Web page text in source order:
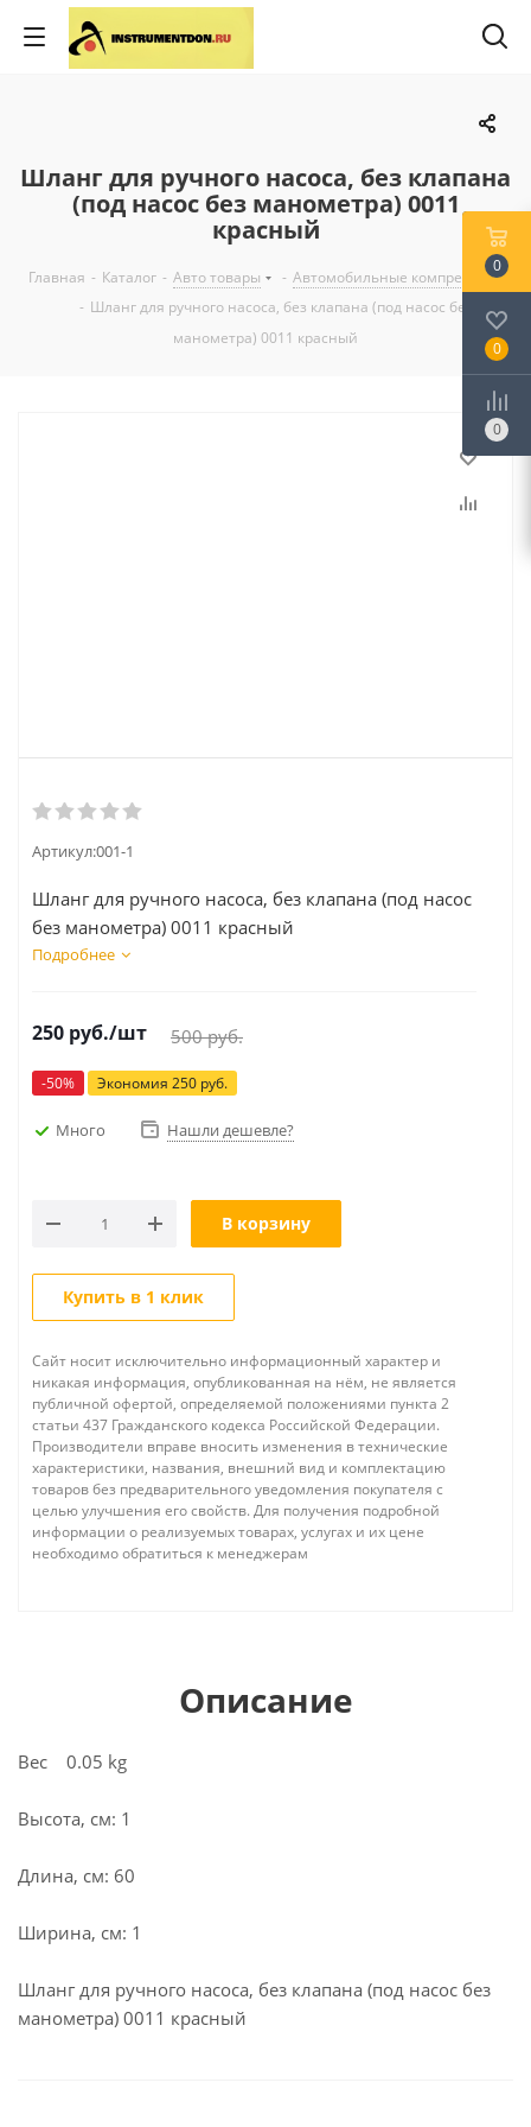
Шланг для ручного насоса, без клапана
(под насос без манометра) 0011
красный
Главная - Каталог - Авто товары - Автомобильные компрессоры
- Шланг для ручного насоса, без клапана (под насос без
манометра) 0011 красный
Артикул:001-1
Шланг для ручного насоса, без клапана (под насос
без манометра) 0011 красный
Подробнее
250 руб./шт 500руб.
-50% Экономия 250 руб.
Много Нашли дешевле?
В корзину
Купить в 1 клик
Сайт носит исключительно информационный характер и
никакая информация, опубликованная на нём, не является
публичной офертой, определяемой положениями пункта 2
статьи 437 Гражданского кодекса Российской Федерации.
Производители вправе вносить изменения в технические
характеристики, названия, внешний вид и комплектацию
товаров без предварительного уведомления покупателя с
целью улучшения его свойств. Для получения подробной
информации о реализуемых товарах, услугах и их цене
необходимо обратиться к менеджерам
Описание
Вес 0.05 kg
Высота, см: 1
Длина, см: 60
Ширина, см: 1
Шланг для ручного насоса, без клапана (под насос без
манометра) 0011 красный
0
0
0